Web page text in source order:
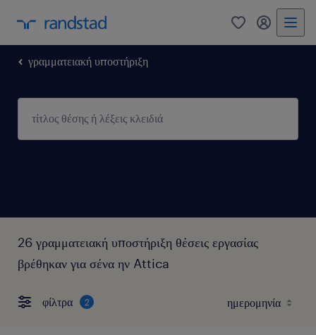
0 my
γραμματειακή υποστήριξη
26 γραμματειακή υποστήριξη θέσεις εργασίας
βρέθηκαν για σένα ην Attica
φίλτρα 2